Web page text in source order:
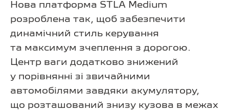
Нова платформа STLA Medium
розроблена так, щоб забезпечити
динамічний стиль керування
та максимум зчеплення з дорогою.
Центр ваги додатково знижений
у порівнянні зі звичайними
автомобілями завдяки акумулятору,
що розташований знизу кузова в межах